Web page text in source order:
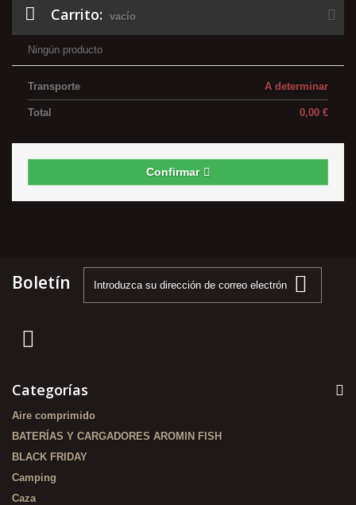
Carrito: vacío
Ningún producto
A determinar
Transporte
0,00 €
Total
Confirmar
Boletín
Categorías
Aire comprimido
BATERÍAS Y CARGADORES AROMIN FISH
BLACK FRIDAY
Camping
Caza